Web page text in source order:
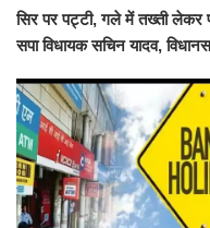
सिर पर पट्टी, गले में तख्ती लेकर
सपा विधायक सचिन यादव,
निलंबित